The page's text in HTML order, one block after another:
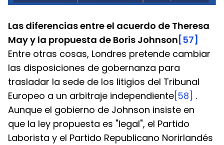
Las diferencias entre el acuerdo de Theresa
May y la propuesta de Boris Johnson [57]
Entre otras cosas, Londres pretende cambiar
las disposiciones de gobernanza para
trasladar la sede de los litigios del Tribunal
Europeo a un arbitraje independiente [58] .
Aunque el gobierno de Johnson insiste en
que la ley propuesta es "legal", el Partido
Laborista y el Partido Republicano Norirlandés